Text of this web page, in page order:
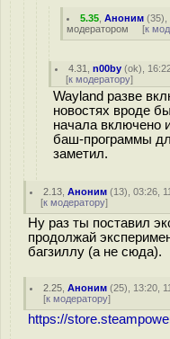
5.35 ,Аноним (35),
модератором [к
4.31 ,n00by (ok),
[к модератору]
Wayland разве
новостях вроде
начала включено
баш-программы
заметил.
2.13 ,Аноним (13), 03:26,
[к модератору]
Ну раз ты поставил
продолжай
багзиллу (а не сюда).
2.25 ,Аноним (25), 13:20,
[к модератору]
https://